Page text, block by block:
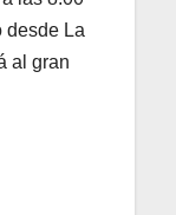
desde La
al gran